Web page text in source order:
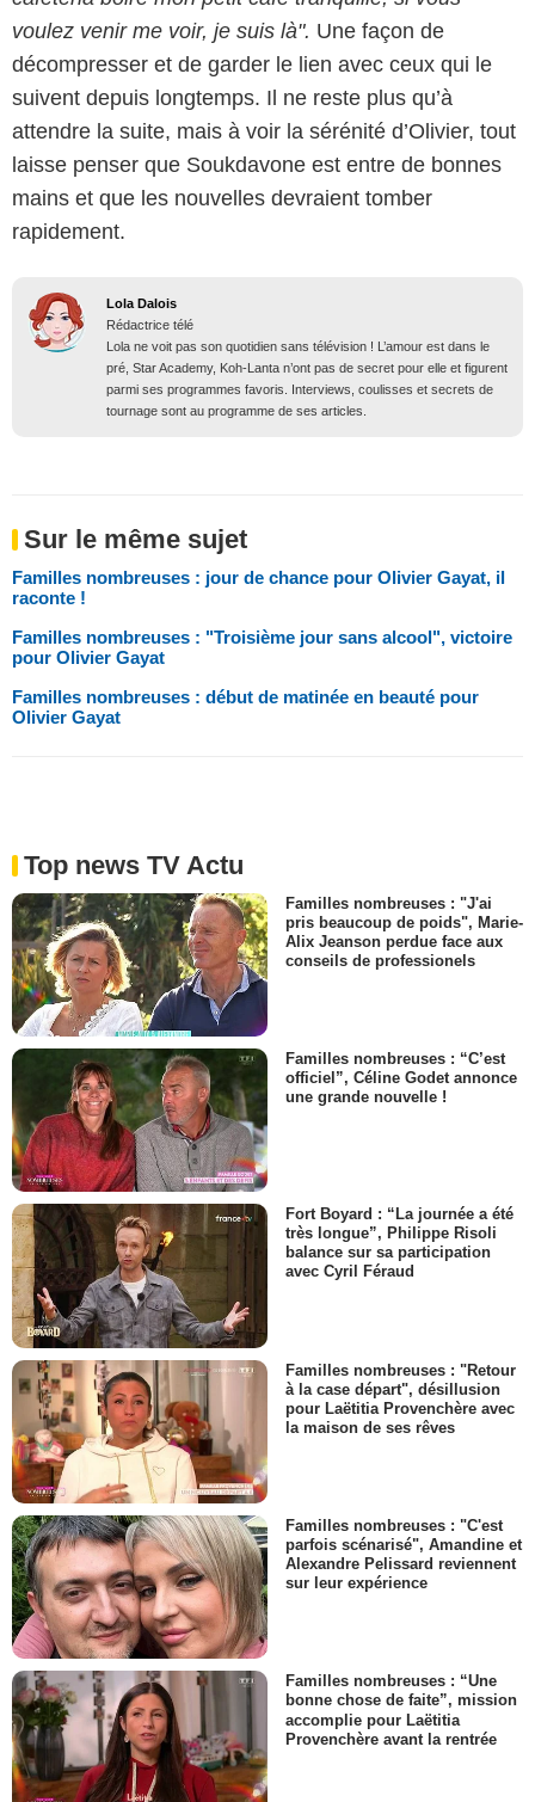
voulez venir me voir, je suis là". Une façon de
décompresser et de garder le lien avec ceux qui le
suivent depuis longtemps. Il ne reste plus qu’à
attendre la suite, mais à voir la sérénité d’Olivier, tout
laisse penser que Soukdavone est entre de bonnes
mains et que les nouvelles devraient tomber
rapidement.
Lola Dalois
Rédactrice télé
Lola ne voit pas son quotidien sans télévision ! L’amour est dans le
pré, Star Academy, Koh-Lanta n’ont pas de secret pour elle et figurent
parmi ses programmes favoris. Interviews, coulisses et secrets de
tournage sont au programme de ses articles.
Sur le même sujet
Familles nombreuses : jour de chance pour Olivier Gayat, il
raconte !
Familles nombreuses : "Troisième jour sans alcool", victoire
pour Olivier Gayat
Familles nombreuses : début de matinée en beauté pour
Olivier Gayat
Top news TV Actu
Familles nombreuses : "J'ai
pris beaucoup de poids", Marie-
Alix Jeanson perdue face aux
conseils de professionels
Familles nombreuses : “C’est
officiel”, Céline Godet annonce
une grande nouvelle !
Fort Boyard : “La journée a été
très longue”, Philippe Risoli
balance sur sa participation
avec Cyril Féraud
Familles nombreuses : "Retour
à la case départ", désillusion
pour Laëtitia Provenchère avec
la maison de ses rêves
Familles nombreuses : "C'est
parfois scénarisé", Amandine et
Alexandre Pelissard reviennent
sur leur expérience
Familles nombreuses : “Une
bonne chose de faite”, mission
accomplie pour Laëtitia
Provenchère avant la rentrée